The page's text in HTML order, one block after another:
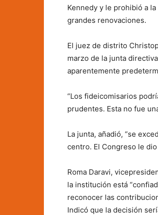
Kennedy y le prohibió a
grandes renovaciones.
El juez de distrito
marzo de la junta
aparentemente
“Los fideicomisarios
prudentes. Esta no fue
La junta, añadió, “se
centro. El Congreso le
Roma Daravi,
la institución está
reconocer las
Indicó que la decisión